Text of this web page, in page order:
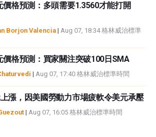
價格預測：多頭需要1.3560才能打開
Borjon Valencia| Aug 07, 18:34 格林威治標準
價格預測：買家關注突破100日SMA
| Aug 07, 17:40 格林威治標準時間
漲，因美國勞動力市場疲軟令美元承壓
| Aug 07, 16:05 格林威治標準時間